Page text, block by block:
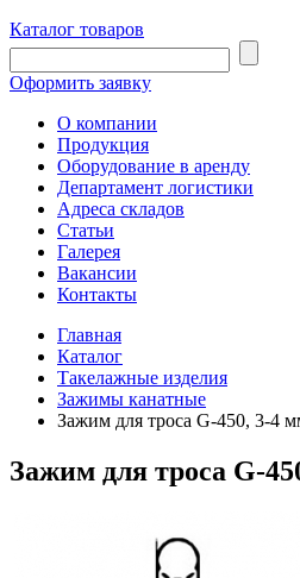
Каталог товаров
Оформить заявку
О компании
Продукция
Оборудование в аренду
Департамент логистики
Адреса складов
Статьи
Галерея
Вакансии
Контакты
Главная
Каталог
Такелажные изделия
Зажимы канатные
Зажим для троса G-450, 3-4
Зажим для троса G-